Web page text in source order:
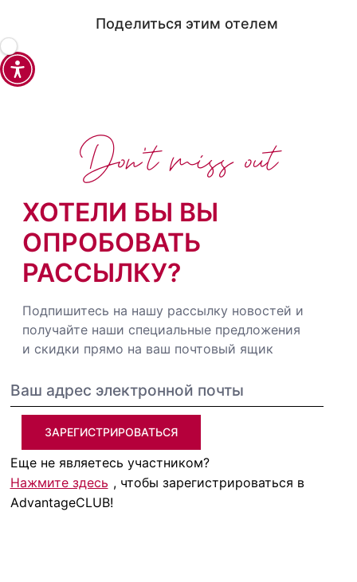
Поделиться этим отелем
ХОТЕЛИ БЫ ВЫ
ОПРОБОВАТЬ
РАССЫЛКУ?
Подпишитесь на нашу рассылку новостей и
получайте наши специальные предложения
и скидки прямо на ваш почтовый ящик
ЗАРЕГИСТРИРОВАТЬСЯ
Еще не являетесь участником?
Нажмите здесь , чтобы зарегистрироваться в
AdvantageCLUB!
Don't miss out